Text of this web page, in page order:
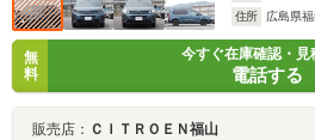
住所
広島県
無
料
今すぐ在庫確認・見
電話する
販売店： ＣＩＴＲＯＥＮ福山